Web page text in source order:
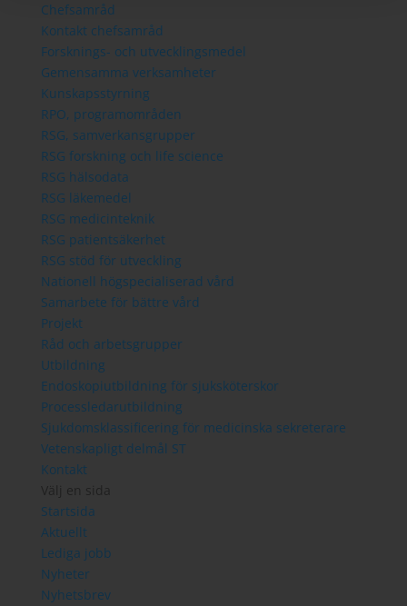
Chefsamråd
Kontakt chefsamråd
Forsknings- och utvecklingsmedel
Gemensamma verksamheter
Kunskapsstyrning
RPO, programområden
RSG, samverkansgrupper
RSG forskning och life science
RSG hälsodata
RSG läkemedel
RSG medicinteknik
RSG patientsäkerhet
RSG stöd för utveckling
Nationell högspecialiserad vård
Samarbete för bättre vård
Projekt
Råd och arbetsgrupper
Utbildning
Endoskopiutbildning för sjuksköterskor
Processledarutbildning
Sjukdomsklassificering för medicinska sekreterare
Vetenskapligt delmål ST
Kontakt
Välj en sida
Startsida
Aktuellt
Lediga jobb
Nyheter
Nyhetsbrev